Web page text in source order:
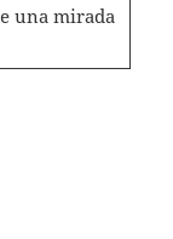
una mirada